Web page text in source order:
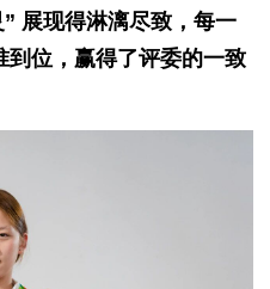
展现得淋漓尽致，每一
到位，赢得了评委的一致